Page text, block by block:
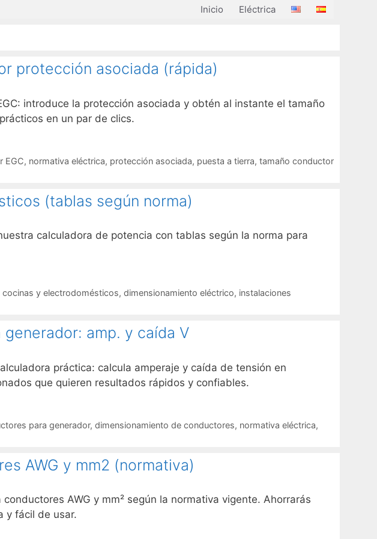
Inicio Eléctrica
protección asociada (rápida)
introduce la protección asociada y obtén al instante el tamaño
en un par de clics.
EGC, normativa eléctrica, protección asociada, puesta a tierra, tamaño conductor
(tablas según norma)
calculadora de potencia con tablas según la norma para
cocinas y electrodomésticos, dimensionamiento eléctrico, instalaciones
amp. y caída V
práctica: calcula amperaje y caída de tensión en
que quieren resultados rápidos y confiables.
para generador, dimensionamiento de conductores, normativa eléctrica,
AWG y mm2 (normativa)
AWG y mm² según la normativa vigente. Ahorrarás
y fácil de usar.